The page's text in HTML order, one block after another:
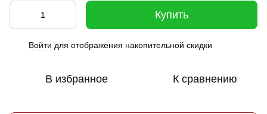
Купить
Войти для отображения накопительной скидки
В избранное К сравнению